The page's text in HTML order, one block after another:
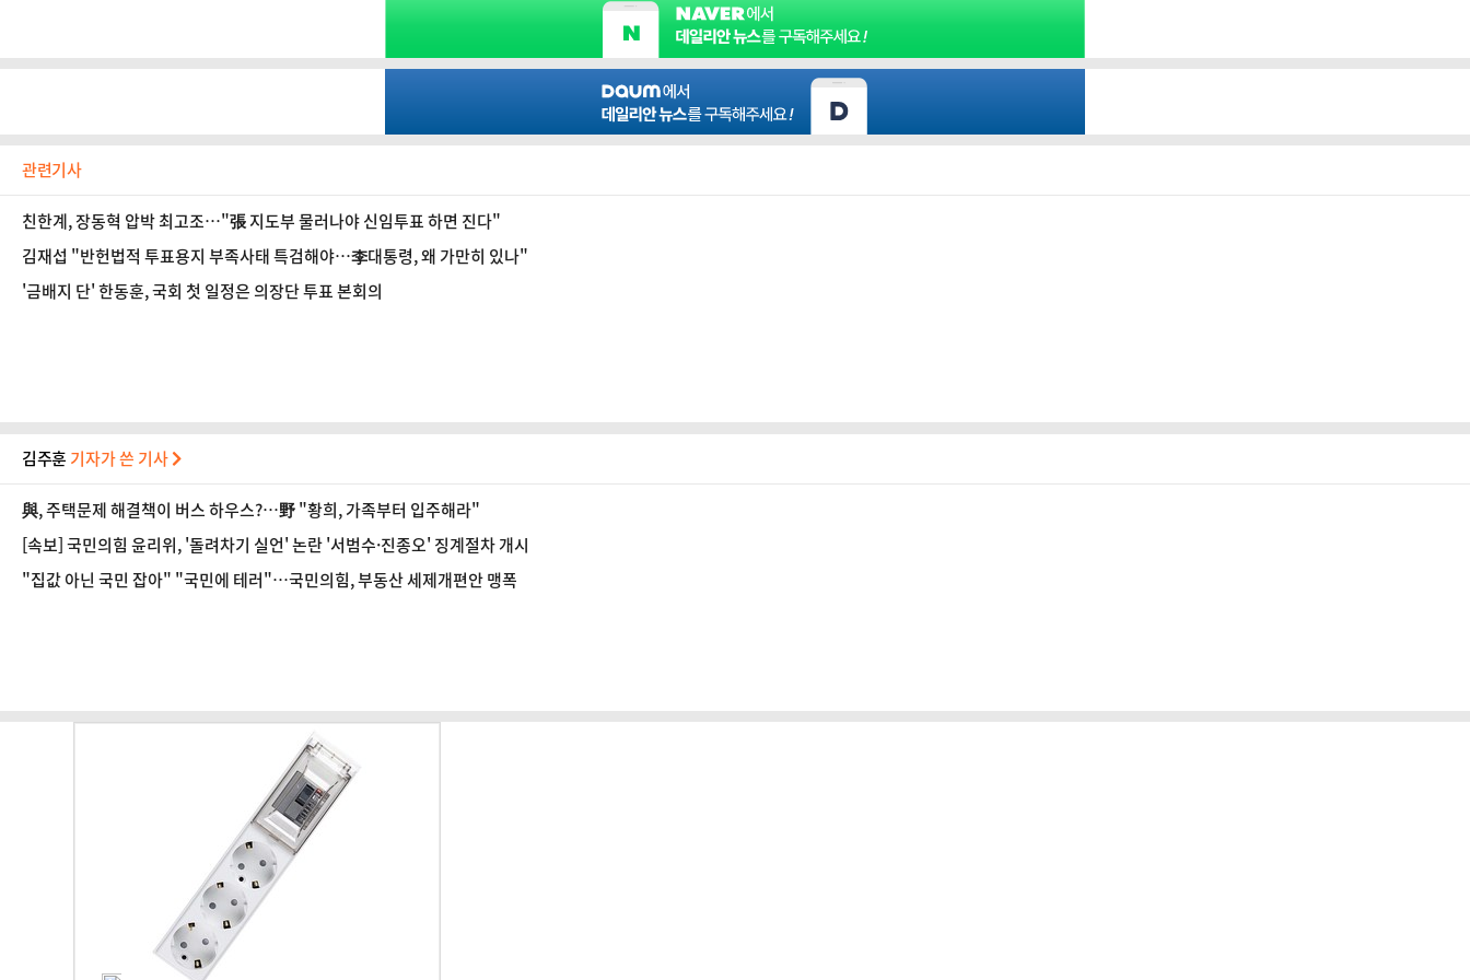
관련기사
친한계, 장동혁 압박 최고조…"張 지도부 물러나야 신임투표 하면 진다"
김재섭 "반헌법적 투표용지 부족사태 특검해야…李대통령, 왜 가만히 있나"
'금배지 단' 한동훈, 국회 첫 일정은 의장단 투표 본회의
김주훈 기자가 쓴 기사
與, 주택문제 해결책이 버스 하우스?…野 "황희, 가족부터 입주해라"
[속보] 국민의힘 윤리위, '돌려차기 실언' 논란 '서범수·진종오' 징계절차 개시
"집값 아닌 국민 잡아" "국민에 테러"…국민의힘, 부동산 세제개편안 맹폭